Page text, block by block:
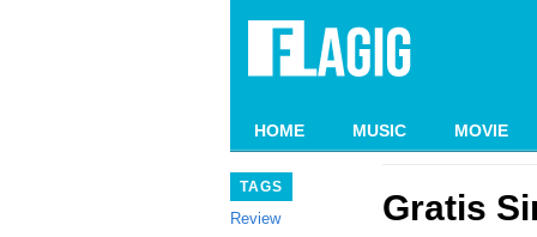
HOME MUSIC MOVIE
TAGS
Review
Gratis